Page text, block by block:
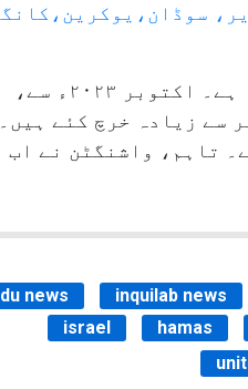
واشنگٹن اپنے دیرینہ اتحادی اسرائیل کو ہر سال ۸ء۳ ارب ڈالر کی فوجی امداد دیتا ہے۔ اکتوبر ۲۰۲۳ء سے،
کی نسل کشی اور پڑوسی ممالک میں جنگ کیلئے ۲۲ ارب ڈالر سے زیادہ خرچ کئے ہیں۔
تاہم، واشنگٹن نے اب
news inquilab news
israel
hamas